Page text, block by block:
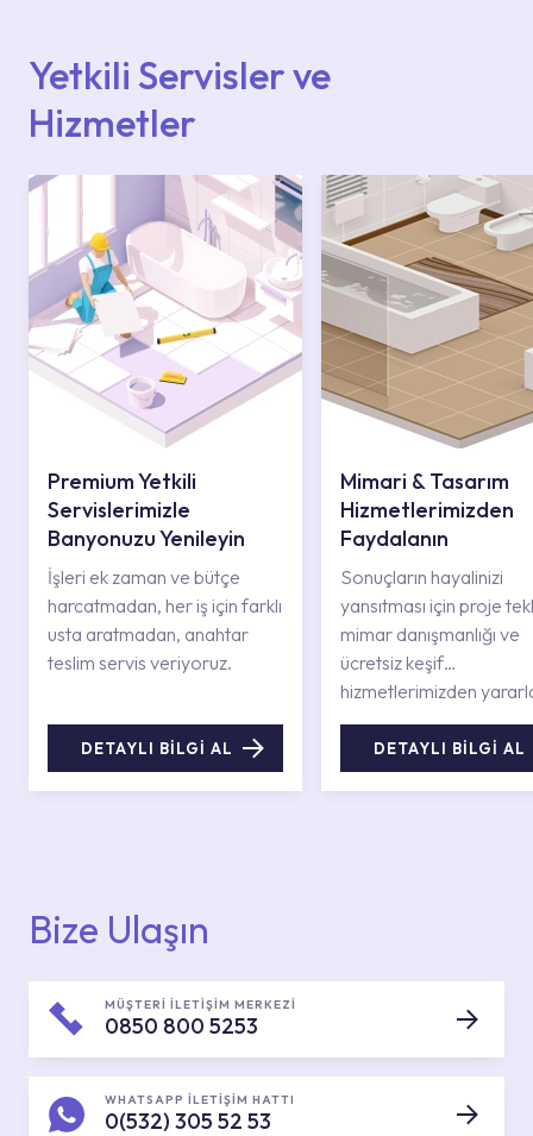
Yetkili Servisler ve
Hizmetler
Premium Yetkili
Servislerimizle
Banyonuzu Yenileyin
İşleri ek zaman ve bütçe
harcatmadan, her iş için farklı
usta aratmadan, anahtar
teslim servis veriyoruz.
DETAYLI BİLGİ AL
Mimari & Tasarım
Hizmetlerimizden
Faydalanın
Sonuçların hayalinizi
yansıtması için proje
mimar danışmanlığı ve
ücretsiz keşif
hizmetlerimizden
DETAYLI BİLGİ AL
Bize Ulaşın
MÜŞTERİ İLETİŞİM MERKEZİ
0850 800 5253
WHATSAPP İLETİŞİM HATTI
0(532) 305 52 53